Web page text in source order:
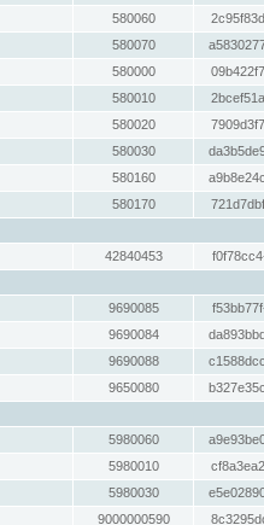
580060
580070
580000
580010
580020
580030
580160
580170
42840453
9690085
9690084
9690088
9650080
5980060
5980010
5980030
9000000590